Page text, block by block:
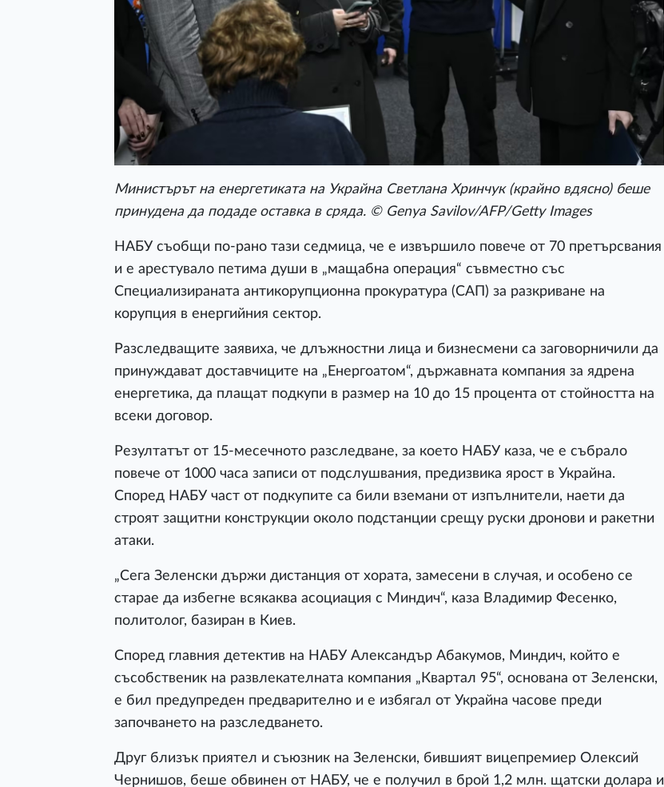
Министърът на енергетиката на Украйна Светлана Хринчук (крайно вдясно) беше
принудена да подаде оставка в сряда. © Genya Savilov/AFP/Getty Images
НАБУ съобщи по-рано тази седмица, че е извършило повече от 70 претърсвания
и е арестувало петима души в „мащабна операция“ съвместно със
Специализираната антикорупционна прокуратура (САП) за разкриване на
корупция в енергийния сектор.
Разследващите заявиха, че длъжностни лица и бизнесмени са заговорничили да
принуждават доставчиците на „Енергоатом“, държавната компания за ядрена
енергетика, да плащат подкупи в размер на 10 до 15 процента от стойността на
всеки договор.
Резултатът от 15-месечното разследване, за което НАБУ каза, че е събрало
повече от 1000 часа записи от подслушвания, предизвика ярост в Украйна.
Според НАБУ част от подкупите са били вземани от изпълнители, наети да
строят защитни конструкции около подстанции срещу руски дронови и ракетни
атаки.
„Сега Зеленски държи дистанция от хората, замесени в случая, и особено се
старае да избегне всякаква асоциация с Миндич“, каза Владимир Фесенко,
политолог, базиран в Киев.
Според главния детектив на НАБУ Александър Абакумов, Миндич, който е
съсобственик на развлекателната компания „Квартал 95“, основана от Зеленски,
е бил предупреден предварително и е избягал от Украйна часове преди
започването на разследването.
Друг близък приятел и съюзник на Зеленски, бившият вицепремиер Олексий
Чернишов, беше обвинен от НАБУ, че е получил в брой 1,2 млн. щатски долара и